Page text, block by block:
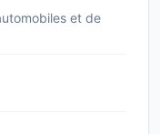
et de